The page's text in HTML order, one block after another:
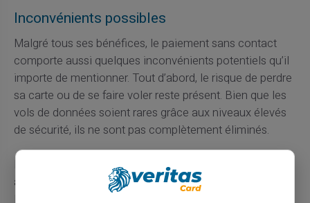
Inconvénients possibles
Malgré tous ses bénéfices, le paiement sans contact
comporte aussi quelques inconvénients potentiels qu’il
importe de mentionner. Tout d’abord, le risque de perdre
sa carte ou de se faire voler reste présent. Bien que les
vols de données soient rares grâce aux niveaux élevés
de sécurité, ils ne sont pas complètement éliminés.
Ensuite, certaines personnes pourraient ressentir une
anxiété liée au fait de ne pas saisir systématiquement